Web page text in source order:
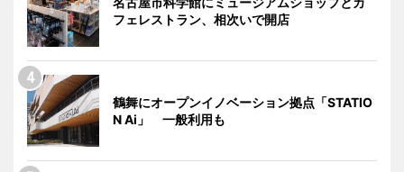
フェレストラン、相次いで開店
鶴舞にオープンイノベーション拠点「STATIO
N Ai」 一般利用も